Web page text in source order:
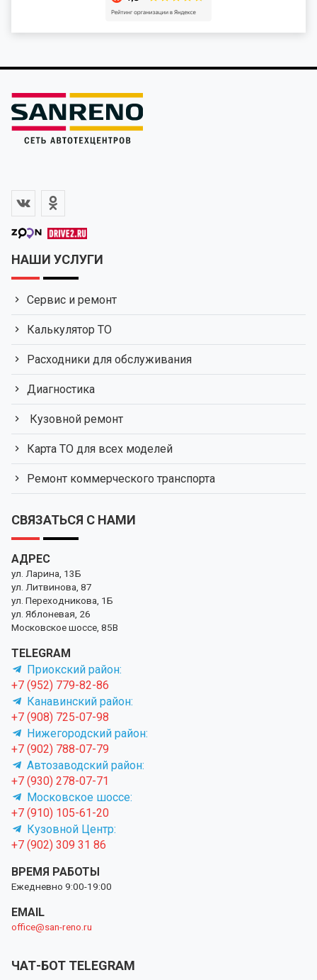
НАШИ УСЛУГИ
Сервис и ремонт
Калькулятор ТО
Расходники для обслуживания
Диагностика
Кузовной ремонт
Карта ТО для всех моделей
Ремонт коммерческого транспорта
СВЯЗАТЬСЯ С НАМИ
АДРЕС
ул. Ларина, 13Б
ул. Литвинова, 87
ул. Переходникова, 1Б
ул. Яблоневая, 26
Московское шоссе, 85В
TELEGRAM
Приокский район:
+7 (952) 779-82-86
Канавинский район:
+7 (908) 725-07-98
Нижегородский район:
+7 (902) 788-07-79
Автозаводский район:
+7 (930) 278-07-71
Московское шоссе:
+7 (910) 105-61-20
Кузовной Центр:
+7 (902) 309 31 86
ВРЕМЯ РАБОТЫ
Ежедневно 9:00-19:00
EMAIL
office@san-reno.ru
ЧАТ-БОТ TELEGRAM